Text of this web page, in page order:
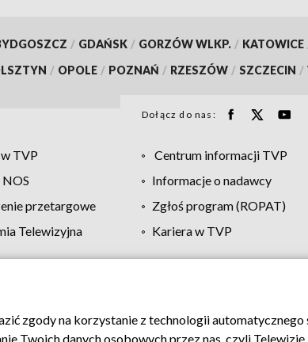
/ GDAŃSK / GORZÓW WLKP. / KATOWICE
/ OPOLE / POZNAŃ / RZESZÓW / SZCZECIN /
Dołącz do nas:
TVP Centrum informacji TVP
NOS Informacje o nadawcy
przetargowe Zgłoś program (ROPAT)
Telewizyjna Kariera w TVP
Polityka prywatności Moje zgody
zgody na korzystanie z technologii
Twoich danych osobowych przez nas, czyli Telewizję